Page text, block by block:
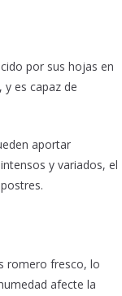
por sus hojas en
es capaz de
aportar
y variados, el
romero fresco, lo
afecte la